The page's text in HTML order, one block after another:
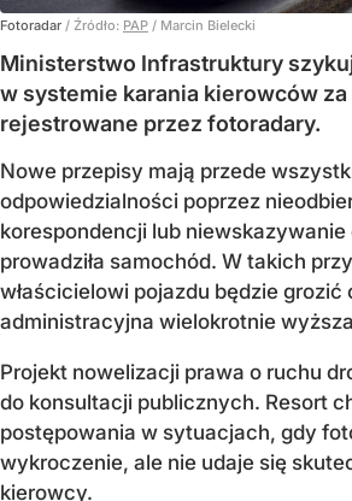
Fotoradar / Źródło: PAP / Marcin Bielecki
Ministerstwo Infrastruktury
w systemie karania kierowców
rejestrowane przez fotoradary.
Nowe przepisy mają przede
odpowiedzialności poprzez
korespondencji lub niewskazywanie
prowadziła samochód. W takich
właścicielowi pojazdu będzie grozić
administracyjna wielokrotnie
Projekt nowelizacji prawa o ruchu
do konsultacji publicznych. Resort
postępowania w sytuacjach, gdy
wykroczenie, ale nie udaje się
kierowcy.